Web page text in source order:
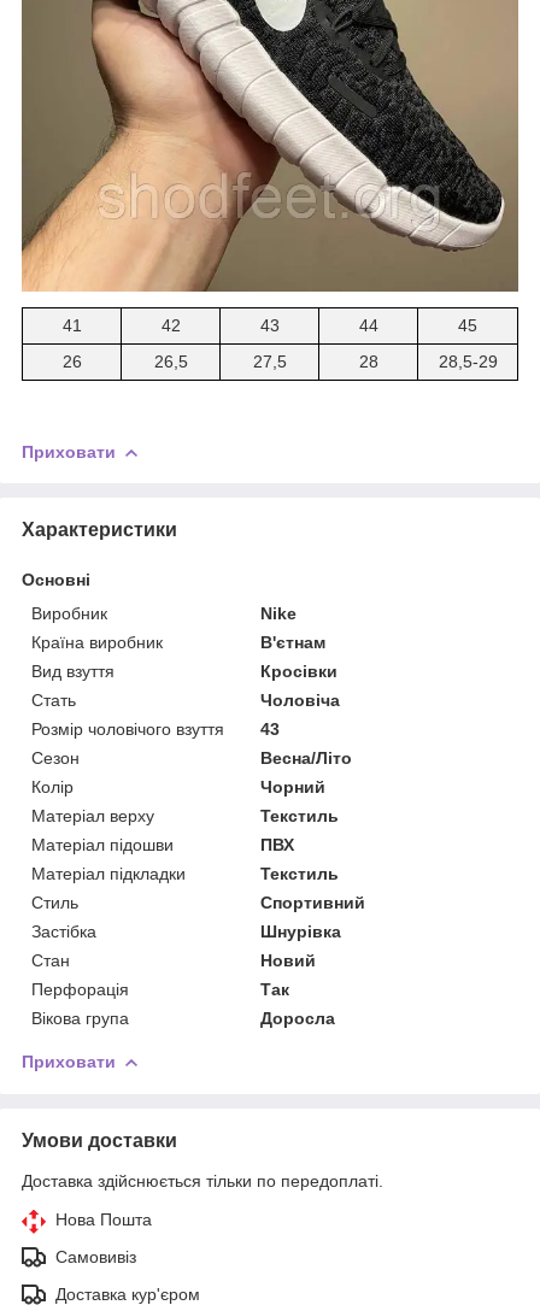
41 42 43 44
45
26
26,5 27,5 28 28,5-29
Приховати
Характеристики
Основні
Виробник
Nike
Країна виробник
В'єтнам
Вид взуття
Кросівки
Стать
Чоловіча
Розмір чоловічого взуття
43
Сезон
Весна/Літо
Колір
Чорний
Матеріал верху
Текстиль
Матеріал підошви
ПВХ
Матеріал підкладки
Текстиль
Стиль
Спортивний
Застібка
Шнурівка
Стан
Новий
Перфорація
Так
Вікова група
Доросла
Приховати
Умови доставки
Доставка здійснюється тільки по передоплаті.
Нова Пошта
Самовивіз
Доставка кур'єром